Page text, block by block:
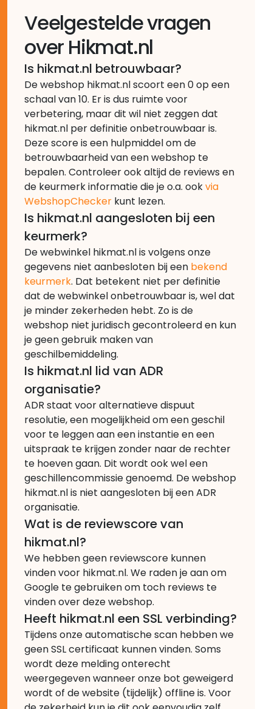
Veelgestelde vragen
over Hikmat.nl
Is hikmat.nl betrouwbaar?
De webshop hikmat.nl scoort een 0 op een
schaal van 10. Er is dus ruimte voor
verbetering, maar dit wil niet zeggen dat
hikmat.nl per definitie onbetrouwbaar is.
Deze score is een hulpmiddel om de
betrouwbaarheid van een webshop te
bepalen. Controleer ook altijd de reviews en
de keurmerk informatie die je o.a. ookvia
WebshopChecker kunt lezen.
Is hikmat.nl aangesloten bij een
keurmerk?
De webwinkel hikmat.nl is volgens onze
gegevens niet aanbesloten bij een bekend
keurmerk. Dat betekent niet per definitie
dat de webwinkel onbetrouwbaar is, wel dat
je minder zekerheden hebt. Zo is de
webshop niet juridisch gecontroleerd en kun
je geen gebruik maken van
geschilbemiddeling.
Is hikmat.nl lid van ADR
organisatie?
ADR staat voor alternatieve dispuut
resolutie, een mogelijkheid om een geschil
voor te leggen aan een instantie en een
uitspraak te krijgen zonder naar de rechter
te hoeven gaan. Dit wordt ook wel een
geschillencommissie genoemd. De webshop
hikmat.nl is niet aangesloten bij een ADR
organisatie.
Wat is de reviewscore van
hikmat.nl?
We hebben geen reviewscore kunnen
vinden voor hikmat.nl. We raden je aan om
Google te gebruiken om toch reviews te
vinden over deze webshop.
Heeft hikmat.nl een SSL verbinding?
Tijdens onze automatische scan hebben we
geen SSL certificaat kunnen vinden. Soms
wordt deze melding onterecht
weergegeven wanneer onze bot geweigerd
wordt of de website (tijdelijk) offline is. Voor